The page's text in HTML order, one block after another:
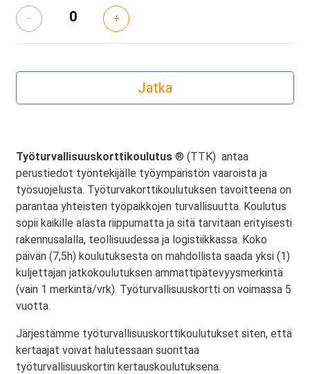
- +
Työturvallisuuskorttikoulutus ® (TTK) antaa
perustiedot työntekijälle työympäristön vaaroista ja
työsuojelusta. Työturvakorttikoulutuksen tavoitteena on
parantaa yhteisten työpaikkojen turvallisuutta. Koulutus
sopii kaikille alasta riippumatta ja sitä tarvitaan erityisesti
rakennusalalla, teollisuudessa ja logistiikkassa. Koko
päivän (7,5h) koulutuksesta on mahdollista saada yksi (1)
kuljettajan jatkokoulutuksen ammattipätevyysmerkintä
(vain 1 merkintä/vrk). Työturvallisuuskortti on voimassa 5
vuotta.
Järjestämme työturvallisuuskorttikoulutukset siten, että
kertaajat voivat halutessaan suorittaa
työturvallisuuskortin kertauskoulutuksena.